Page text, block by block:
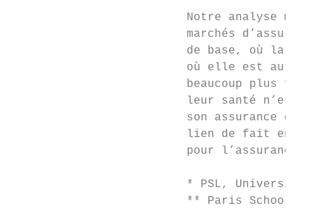
Notre analyse
marchés
de base, où la
où elle est
beaucoup plus
leur santé n’est
son assurance de
lien de fait
pour l’assurance
* PSL,
** Paris School